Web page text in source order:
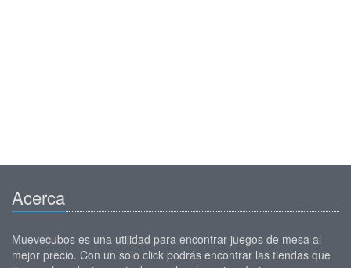
Acerca
Muevecubos es una utilidad para encontrar juegos de mesa al
mejor precio. Con un solo click podrás encontrar las tiendas que